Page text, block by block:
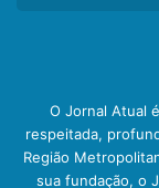
O Jornal Atual
respeitada,
Região
sua fundação, o